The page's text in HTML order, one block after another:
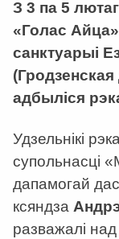
З 3 па 5
«Голас
санктуарыі
адбыліся
Удзельнікі
супольнасці
дапамогай
ксяндза
разважалі